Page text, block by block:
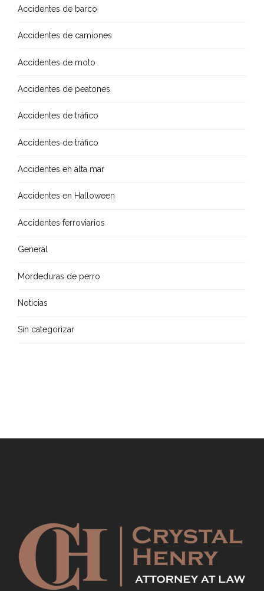
Accidentes de barco
Accidentes de camiones
Accidentes de moto
Accidentes de peatones
Accidentes de tráfico
Accidentes de tráfico
Accidentes en alta mar
Accidentes en Halloween
Accidentes ferroviarios
General
Mordeduras de perro
Noticias
Sin categorizar